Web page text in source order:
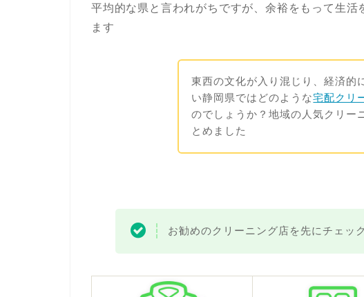
平均的な県と言われがちですが、余裕をもって生活
ます
東西の文化が入り混じり、経済的
い静岡県ではどのような宅配クリ
のでしょうか？地域の人気クリー
とめました
お勧めのクリーニング店を先にチェック